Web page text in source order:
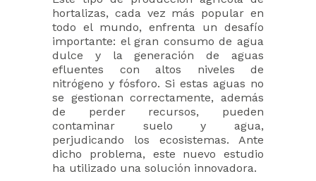
hortalizas, cada vez más popular en
todo el mundo, enfrenta un desafío
importante: el gran consumo de agua
dulce y la generación de aguas
efluentes con altos niveles de
nitrógeno y fósforo. Si estas aguas no
se gestionan correctamente, además
de perder recursos, pueden
contaminar suelo y agua,
perjudicando los ecosistemas. Ante
dicho problema, este nuevo estudio
ha utilizado una solución innovadora.